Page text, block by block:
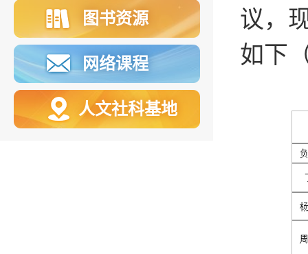
图书资源
网络课程
人文社科基地
议，
如下